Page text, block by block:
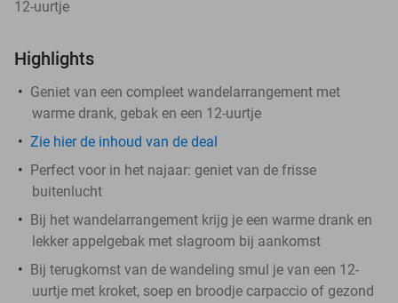
12-uurtje
Highlights
Geniet van een compleet wandelarrangement met
warme drank, gebak en een 12-uurtje
Zie hier de inhoud van de deal
Perfect voor in het najaar: geniet van de frisse
buitenlucht
Bij het wandelarrangement krijg je een warme drank en
lekker appelgebak met slagroom bij aankomst
Bij terugkomst van de wandeling smul je van een 12-
uurtje met kroket, soep en broodje carpaccio of gezond